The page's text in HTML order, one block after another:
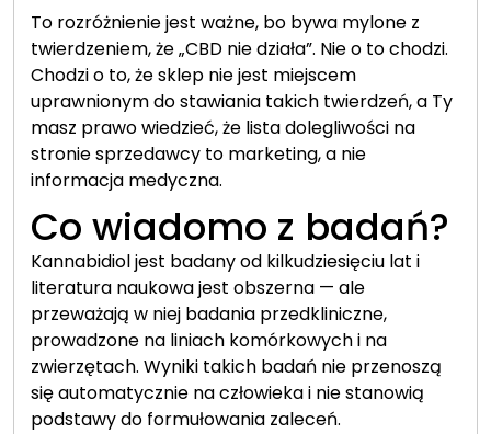
To rozróżnienie jest ważne, bo bywa mylone z
twierdzeniem, że „CBD nie działa”. Nie o to chodzi.
Chodzi o to, że sklep nie jest miejscem
uprawnionym do stawiania takich twierdzeń, a Ty
masz prawo wiedzieć, że lista dolegliwości na
stronie sprzedawcy to marketing, a nie
informacja medyczna.
Co wiadomo z badań?
Kannabidiol jest badany od kilkudziesięciu lat i
literatura naukowa jest obszerna — ale
przeważają w niej badania przedkliniczne,
prowadzone na liniach komórkowych i na
zwierzętach. Wyniki takich badań nie przenoszą
się automatycznie na człowieka i nie stanowią
podstawy do formułowania zaleceń.